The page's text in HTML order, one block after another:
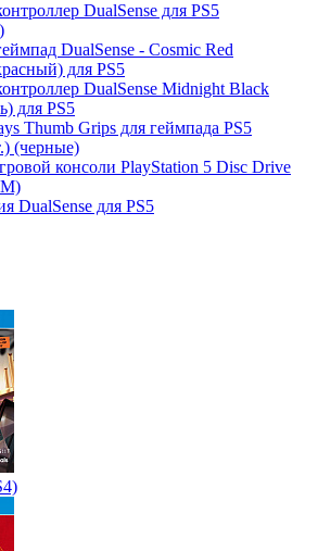
DualSense для PS5
DualSense - Cosmic Red
для PS5
DualSense Midnight Black
для PS5
Thumb Grips для геймпада PS5
(черные)
консоли PlayStation 5 Disc Drive
DualSense для PS5